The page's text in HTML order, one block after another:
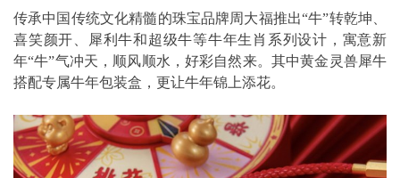
传承中国传统文化精髓的珠宝品牌周大福推出“牛”转乾坤、
喜笑颜开、犀利牛和超级牛等牛年生肖系列设计，寓意新
年“牛”气冲天，顺风顺水，好彩自然来。其中黄金灵兽犀牛
搭配专属牛年包装盒，更让牛年锦上添花。